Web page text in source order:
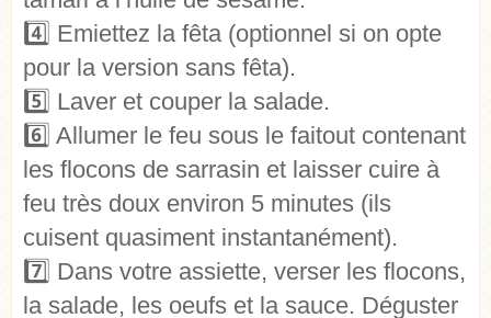
4️⃣ Emiettez la fêta (optionnel si on opte
pour la version sans fêta).
5️⃣ Laver et couper la salade.
6️⃣ Allumer le feu sous le faitout contenant
les flocons de sarrasin et laisser cuire à
feu très doux environ 5 minutes (ils
cuisent quasiment instantanément).
7️⃣ Dans votre assiette, verser les flocons,
la salade, les oeufs et la sauce. Déguster